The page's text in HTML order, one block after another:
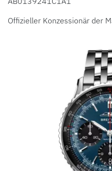
Offizieller Konzessionär der